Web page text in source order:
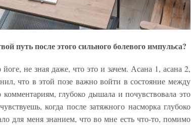
путь после этого сильного болевого импульса?
не зная даже, что это и зачем. Асана 1, асана 2,
что в этой позе важно войти в состояние между
глубоко дышала и почувствовала это
когда после затяжного насморка глубоко
для меня знанием, что во мне есть что-то, помимо